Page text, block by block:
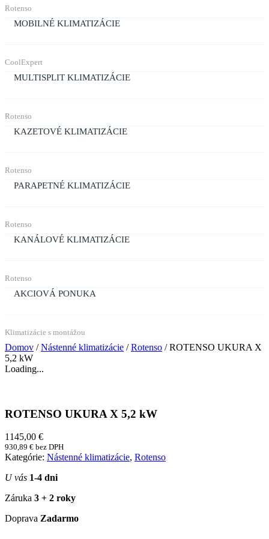
Rotenso
MOBILNÉ KLIMATIZÁCIE
CoolExpert
MULTISPLIT KLIMATIZÁCIE
Rotenso
KAZETOVÉ KLIMATIZÁCIE
Rotenso
PARAPETNÉ KLIMATIZÁCIE
Rotenso
KANÁLOVÉ KLIMATIZÁCIE
Rotenso
AKCIOVÁ PONUKA
Klimatizácie s montážou
Domov /Nástenné klimatizácie /Rotenso / ROTENSO UKURA X
5,2 kW
Loading...
ROTENSO UKURA X 5,2 kW
1145,00 €
930,89 € bez DPH
Kategórie: Nástenné klimatizácie, Rotenso
U vás 1-4 dni
Záruka 3 + 2 roky
Doprava Zadarmo